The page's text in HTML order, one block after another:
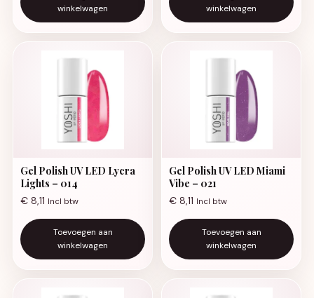
winkelwagen
winkelwagen
Gel Polish UV LED Lycra
Lights – 014
€ 8,11 Incl btw
Toevoegen aan
winkelwagen
Gel Polish UV LED Miami
Vibe – 021
€ 8,11 Incl btw
Toevoegen aan
winkelwagen